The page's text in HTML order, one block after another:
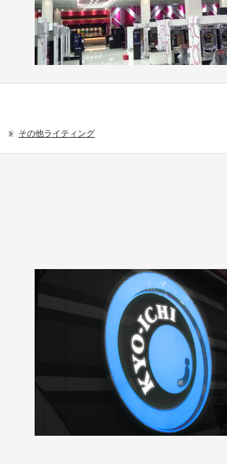
その他ライティング